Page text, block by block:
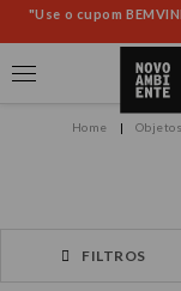
"Use o cupom
FILTROS